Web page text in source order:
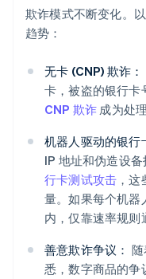
欺诈模式不断变化。
趋势：
无卡 (CNP) 欺诈：
卡，被盗的银行卡
CNP 欺诈 成为处
机器人驱动的银行
IP 地址和伪造设
行卡测试攻击 ，
量。如果每个机器
内，仅靠速率规则
善意欺诈争议：
悉，数字商品的争